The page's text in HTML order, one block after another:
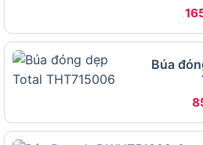
Cũng được dùng trong các
phòng thí nghiệm cơ khí khi
nhanh.
Hướng dẫn sử dụng
bảo hiệu quả và độ
Búa